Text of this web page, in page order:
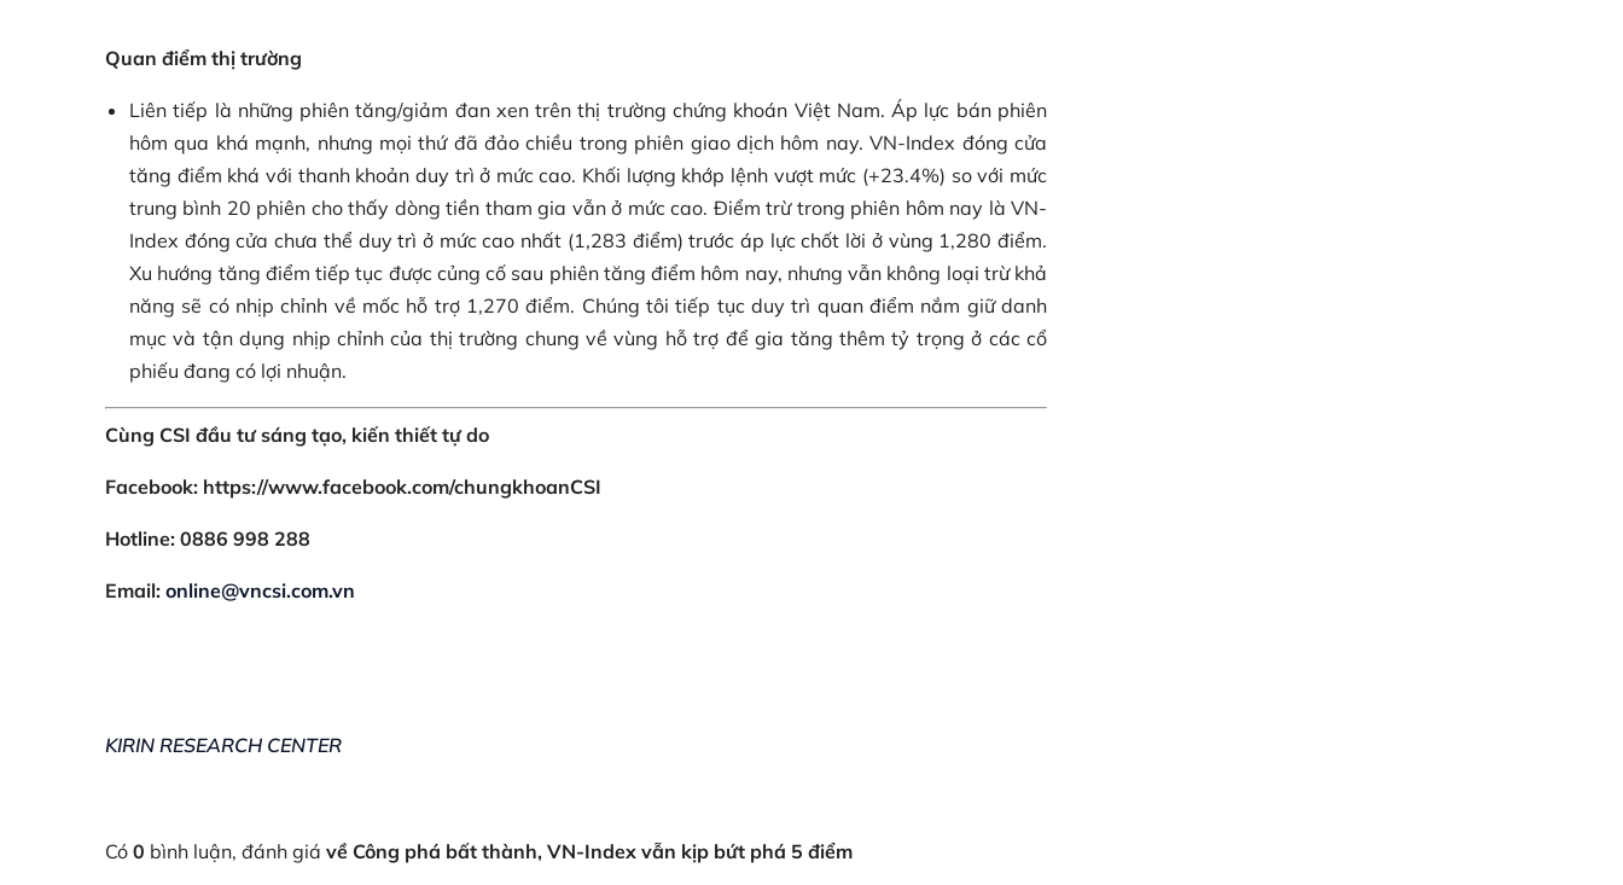
Quan điểm thị trường
Liên tiếp là những phiên tăng/giảm đan xen trên thị trường chứng khoán Việt Nam. Áp lực bán phiên
hôm qua khá mạnh, nhưng mọi thứ đã đảo chiều trong phiên giao dịch hôm nay. VN-Index đóng cửa
tăng điểm khá với thanh khoản duy trì ở mức cao. Khối lượng khớp lệnh vượt mức (+23.4%) so với mức
trung bình 20 phiên cho thấy dòng tiền tham gia vẫn ở mức cao. Điểm trừ trong phiên hôm nay là VN-
Index đóng cửa chưa thể duy trì ở mức cao nhất (1,283 điểm) trước áp lực chốt lời ở vùng 1,280 điểm.
Xu hướng tăng điểm tiếp tục được củng cố sau phiên tăng điểm hôm nay, nhưng vẫn không loại trừ khả
năng sẽ có nhịp chỉnh về mốc hỗ trợ 1,270 điểm. Chúng tôi tiếp tục duy trì quan điểm nắm giữ danh
mục và tận dụng nhịp chỉnh của thị trường chung về vùng hỗ trợ để gia tăng thêm tỷ trọng ở các cổ
phiếu đang có lợi nhuận.
Cùng CSI đầu tư sáng tạo, kiến thiết tự do
Facebook: https://www.facebook.com/chungkhoanCSI
Hotline: 0886 998 288
Email: online@vncsi.com.vn
KIRIN RESEARCH CENTER
Có 0 bình luận, đánh giá về Công phá bất thành, VN-Index vẫn kịp bứt phá 5 điểm